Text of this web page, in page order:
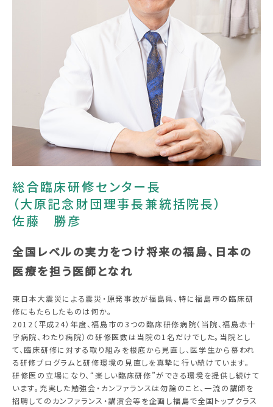
総合臨床研修センター長
（大原記念財団理事長兼統括院長）
佐藤 勝彦
全国レベルの実力をつけ将来の福島、日本の
医療を担う医師となれ
東日本大震災による震災・原発事故が福島県、特に福島市の臨床研
修にもたらしたものは何か。
2012（平成24）年度、福島市の3つの臨床研修病院（当院、福島赤十
字病院、わたり病院）の研修医数は当院の1名だけでした。当院とし
て、臨床研修に対する取り組みを根底から見直し、医学生から慕われ
る研修プログラムと研修環境の見直しを真摯に行い続けています。
研修医の立場になり、“楽しい臨床研修”ができる環境を提供し続けて
います。充実した勉強会・カンファランスは勿論のこと、一流の講師を
招聘してのカンファランス・講演会等を企画し福島で全国トップクラス
採用情報
交通アクセス